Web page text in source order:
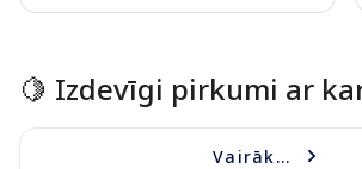
🍋 Izdevīgi pirkumi ar
Vairāk...